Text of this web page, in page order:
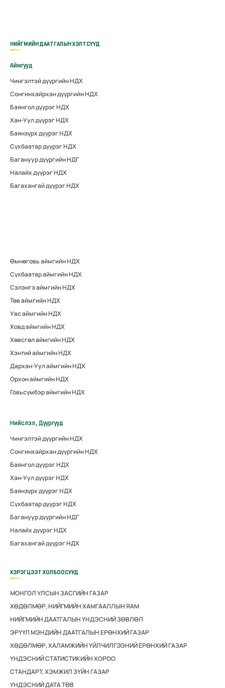
НИЙГМИЙН ДААТГАЛЫН ХЭЛТСҮҮД
Аймгууд
Чингэлтэй дүүргийн НДХ
Сонгинхайрхан дүүргийн НДХ
Баянгол дүүрэг НДХ
Хан-Уул дүүрэг НДХ
Баянзүрх дүүрэг НДХ
Сүхбаатар дүүрэг НДХ
Багануур дүүргийн НДГ
Налайх дүүрэг НДХ
Багахангай дүүрэг НДХ
Өмнөговь аймгийн НДХ
Сүхбаатар аймгийн НДХ
Сэлэнгэ аймгийн НДХ
Төв аймгийн НДХ
Увс аймгийн НДХ
Ховд аймгийн НДХ
Хөвсгөл аймгийн НДХ
Хэнтий аймгийн НДХ
Дархан-Уул аймгийн НДХ
Орхон аймгийн НДХ
Говьсүмбэр аймгийн НДХ
Нийслэл, Дүүргүүд
Чингэлтэй дүүргийн НДХ
Сонгинхайрхан дүүргийн НДХ
Баянгол дүүрэг НДХ
Хан-Уул дүүрэг НДХ
Баянзүрх дүүрэг НДХ
Сүхбаатар дүүрэг НДХ
Багануур дүүргийн НДГ
Налайх дүүрэг НДХ
Багахангай дүүрэг НДХ
ХЭРЭГЦЭЭТ ХОЛБООСУУД
МОНГОЛ УЛСЫН ЗАСГИЙН ГАЗАР
ХӨДӨЛМӨР, НИЙГМИЙН ХАМГААЛЛЫН ЯАМ
НИЙГМИЙН ДААТГАЛЫН ҮНДЭСНИЙ ЗӨВЛӨЛ
ЭРҮҮЛ МЭНДИЙН ДААТГАЛЫН ЕРӨНХИЙ ГАЗАР
ХӨДӨЛМӨР, ХАЛАМЖИЙН ҮЙЛЧИЛГЭЭНИЙ ЕРӨНХИЙ ГАЗАР
ҮНДЭСНИЙ СТАТИСТИКИЙН ХОРОО
СТАНДАРТ, ХЭМЖИЛ ЗҮЙН ГАЗАР
ҮНДЭСНИЙ ДАТА ТӨВ